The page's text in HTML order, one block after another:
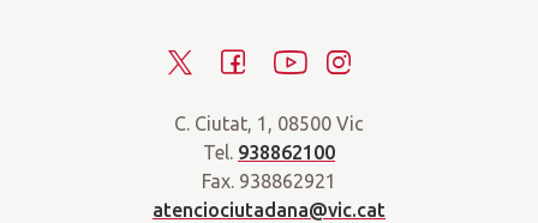
i
t
t
c
e
b
Y
u
t
u
s
a
C. Ciutat, 1, 08500 Vic
Tel. 938862100
Fax. 938862921
atenciociutadana@vic.cat